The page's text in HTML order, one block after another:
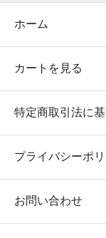
ホーム
カートを見る
特定商取引法に
プライバシーポ
お問い合わせ